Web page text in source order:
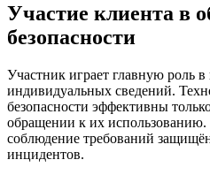
Участие клиента в
безопасности
Участник играет главную роль
индивидуальных сведений.
безопасности эффективны
обращении к их
соблюдение требований
инцидентов.